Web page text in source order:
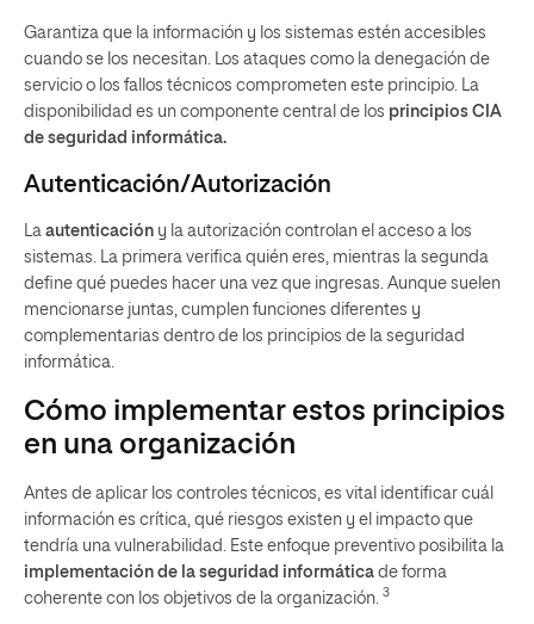
Garantiza que la información y los sistemas estén accesibles
cuando se los necesitan. Los ataques como la denegación de
servicio o los fallos técnicos comprometen este principio. La
disponibilidad es un componente central de los principios CIA
de seguridad informática.
Autenticación/Autorización
La autenticación y la autorización controlan el acceso a los
sistemas. La primera verifica quién eres, mientras la segunda
define qué puedes hacer una vez que ingresas. Aunque suelen
mencionarse juntas, cumplen funciones diferentes y
complementarias dentro de los principios de la seguridad
informática.
Cómo implementar estos principios
en una organización
Antes de aplicar los controles técnicos, es vital identificar cuál
información es crítica, qué riesgos existen y el impacto que
tendría una vulnerabilidad. Este enfoque preventivo posibilita la
implementación de la seguridad informática de forma
coherente con los objetivos de la organización. 3